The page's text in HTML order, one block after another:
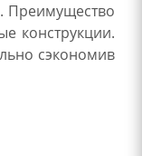
Преимущество
конструкции.
сэкономив